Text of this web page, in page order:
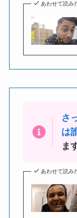
あわせて読み
さ
は
ま
あわせて読み